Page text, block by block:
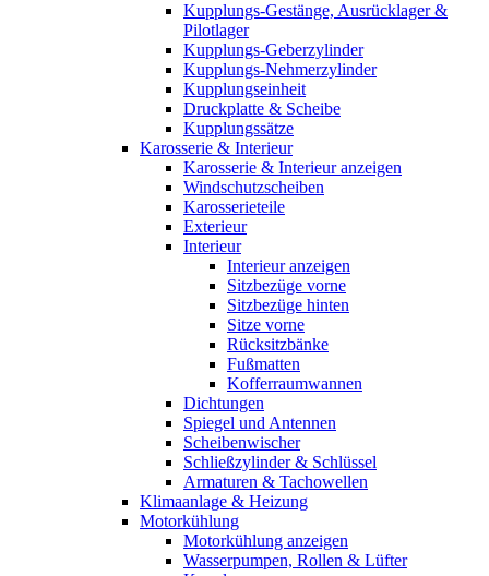
Kupplungs-Gestänge, Ausrücklager &
Pilotlager
Kupplungs-Geberzylinder
Kupplungs-Nehmerzylinder
Kupplungseinheit
Druckplatte & Scheibe
Kupplungssätze
Karosserie & Interieur
Karosserie & Interieur anzeigen
Windschutzscheiben
Karosserieteile
Exterieur
Interieur
Interieur anzeigen
Sitzbezüge vorne
Sitzbezüge hinten
Sitze vorne
Rücksitzbänke
Fußmatten
Kofferraumwannen
Dichtungen
Spiegel und Antennen
Scheibenwischer
Schließzylinder & Schlüssel
Armaturen & Tachowellen
Klimaanlage & Heizung
Motorkühlung
Motorkühlung anzeigen
Wasserpumpen, Rollen & Lüfter